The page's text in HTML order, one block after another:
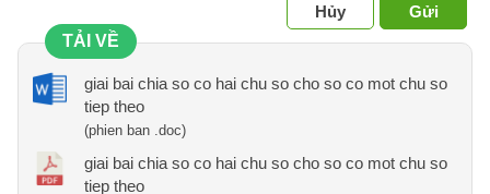
Hủy
Gửi
TẢI VỀ
giai bai chia so co hai chu so cho so co mot chu so
tiep theo
(phien ban .doc)
giai bai chia so co hai chu so cho so co mot chu so
tiep theo